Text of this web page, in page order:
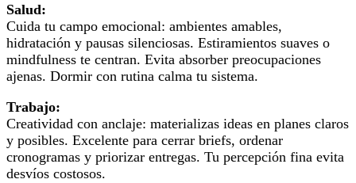
Salud:
Cuida tu campo emocional: ambientes amables,
hidratación y pausas silenciosas. Estiramientos suaves o
mindfulness te centran. Evita absorber preocupaciones
ajenas. Dormir con rutina calma tu sistema.
Trabajo:
Creatividad con anclaje: materializas ideas en planes claros
y posibles. Excelente para cerrar briefs, ordenar
cronogramas y priorizar entregas. Tu percepción fina evita
desvíos costosos.